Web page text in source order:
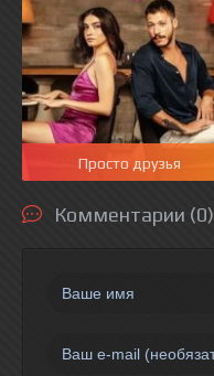
Просто друзья
Комментарии (0)